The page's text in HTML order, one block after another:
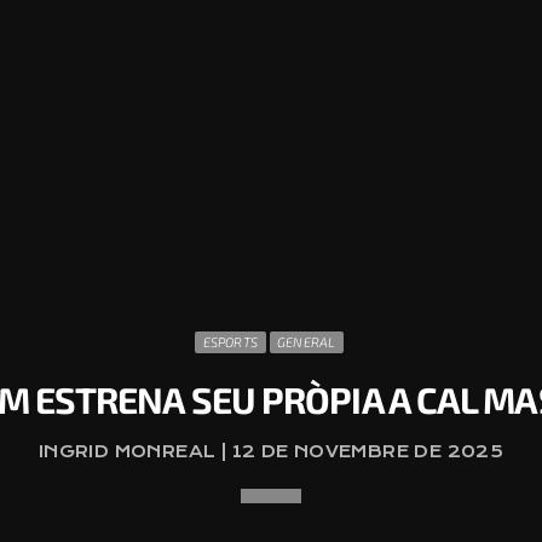
ESPORTS GENERAL
ESTRENA SEU PRÒPIA A CAL
INGRID MONREAL | 12 DE NOVEMBRE DE 2025